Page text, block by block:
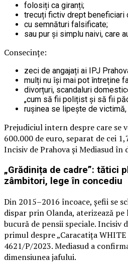
folosiți ca giranți;
trecuți fictiv drept beneficiari
cu semnături falsificate;
sau pur și simplu naivi, care
Consecințe:
zeci de angajați ai IPJ
mulți nu își mai pot întreține
divorțuri, scandaluri
„cum să fii polițist și să fii
rușinea se lipește de victimă,
Prejudiciul intern despre care se
600.000 de euro, separat de cei
Incisiv de Prahova și Mediasud în
„Grădinița de cadre”: tătici
zâmbitori, lege în concediu
Din 2015–2016 încoace, șefii se
dispar prin Olanda, aterizează pe
bucură de pensii speciale. Incisiv
primul despre „Caracatița WHITE
4621/P/2023. Mediasud a
dimensiunea jafului.